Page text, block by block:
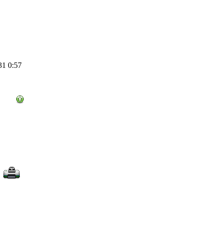
0:57